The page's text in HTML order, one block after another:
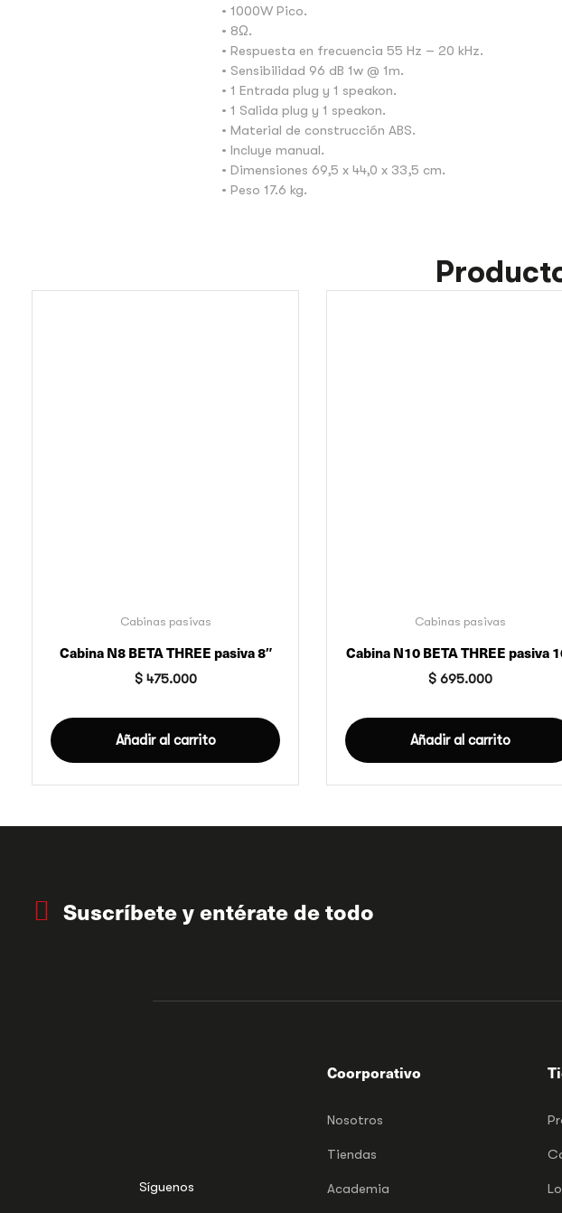
• 1000W Pico.
• 8Ω.
• Respuesta en frecuencia 55 Hz – 20 kHz.
• Sensibilidad 96 dB 1w @ 1m.
• 1 Entrada plug y 1 speakon.
• 1 Salida plug y 1 speakon.
• Material de construcción ABS.
• Incluye manual.
• Dimensiones 69,5 x 44,0 x 33,5 cm.
• Peso 17.6 kg.
Cabinas pasivas
Cabina N8 BETA THREE pasiva 8″
$475.000
Añadir al carrito
Cabinas pasivas
Cabina N10 BETA THREE pasiva
$695.000
Añadir al carrito
Suscríbete y entérate de todo
Síguenos
Coorporativo
Nosotros
Tiendas
Academia